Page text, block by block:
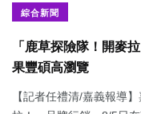
綜合新聞
「鹿草探險隊！開麥
果豐碩高瀏覽
【記者任禮清/嘉義報導